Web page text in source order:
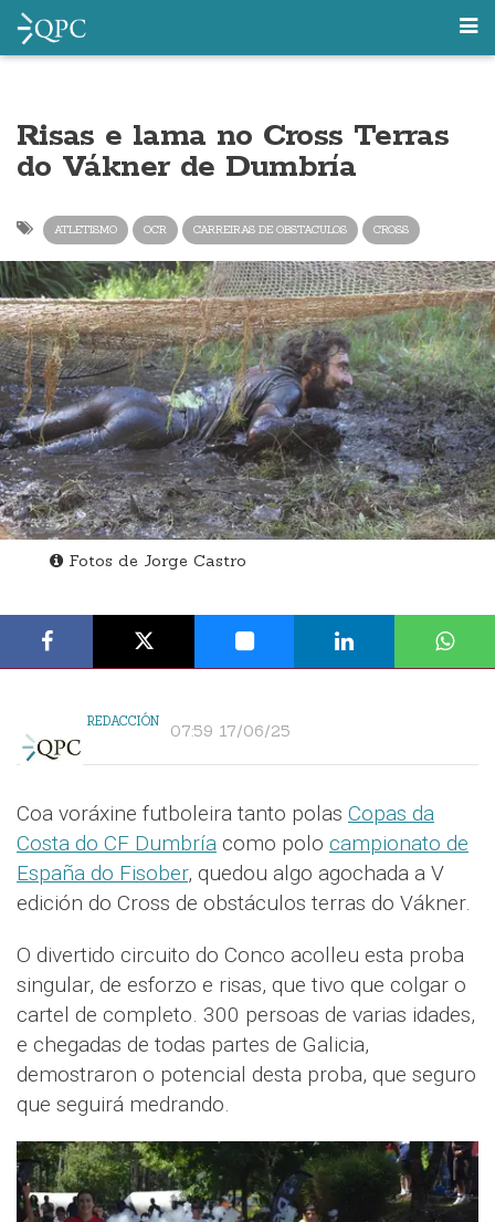
Risas e lama no Cross Terras
do Vákner de Dumbría
ATLETISMO OCR CARREIRAS DE OBSTACULOS CROSS
Fotos de Jorge Castro
REDACCIÓN 07:59 17/06/25
Coa voráxine futboleira tanto polas Copas da
Costa do CF Dumbría como polo campionato de
España do Fisober, quedou algo agochada a V
edición do Cross de obstáculos terras do Vákner.
O divertido circuito do Conco acolleu esta proba
singular, de esforzo e risas, que tivo que colgar o
cartel de completo. 300 persoas de varias idades,
e chegadas de todas partes de Galicia,
demostraron o potencial desta proba, que seguro
que seguirá medrando.